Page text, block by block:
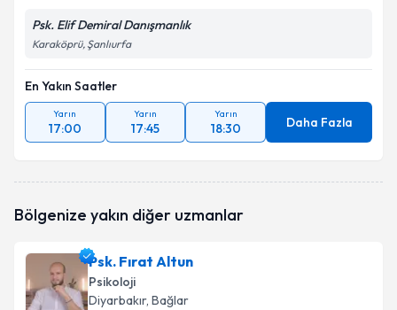
Psk. Elif Demiral Danışmanlık
Karaköprü, Şanlıurfa
En Yakın Saatler
Yarın
17:00
Yarın
17:45
Yarın
18:30 Daha Fazla
Bölgenize yakın diğer uzmanlar
Psk. Fırat Altun
Psikoloji
Diyarbakır, Bağlar